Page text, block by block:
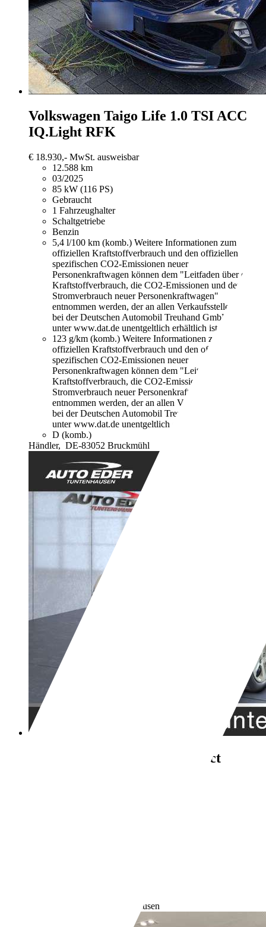
Volkswagen Taigo Life 1.0 TSI ACC
IQ.Light RFK
€ 18.930,- MwSt. ausweisbar
12.588 km
03/2025
85 kW (116 PS)
Gebraucht
1 Fahrzeughalter
Schaltgetriebe
Benzin
5,4 l/100 km (komb.) Weitere Informationen zum
offiziellen Kraftstoffverbrauch und den offiziellen
spezifischen CO2-Emissionen neuer
Personenkraftwagen können dem "Leitfaden über den
Kraftstoffverbrauch, die CO2-Emissionen und den
Stromverbrauch neuer Personenkraftwagen"
entnommen werden, der an allen Verkaufsstellen und
bei der Deutschen Automobil Treuhand GmbH
unter www.dat.de unentgeltlich erhältlich ist.
123 g/km (komb.) Weitere Informationen zum
offiziellen Kraftstoffverbrauch und den offiziellen
spezifischen CO2-Emissionen neuer
Personenkraftwagen können dem "Leitfaden über den
Kraftstoffverbrauch, die CO2-Emissionen und den
Stromverbrauch neuer Personenkraftwagen"
entnommen werden, der an allen Verkaufsstellen und
bei der Deutschen Automobil Treuhand GmbH
unter www.dat.de unentgeltlich erhältlich ist.
D (komb.)
Händler, DE-83052 Bruckmühl
Cool & Connect
DE-83104 Tuntenhausen